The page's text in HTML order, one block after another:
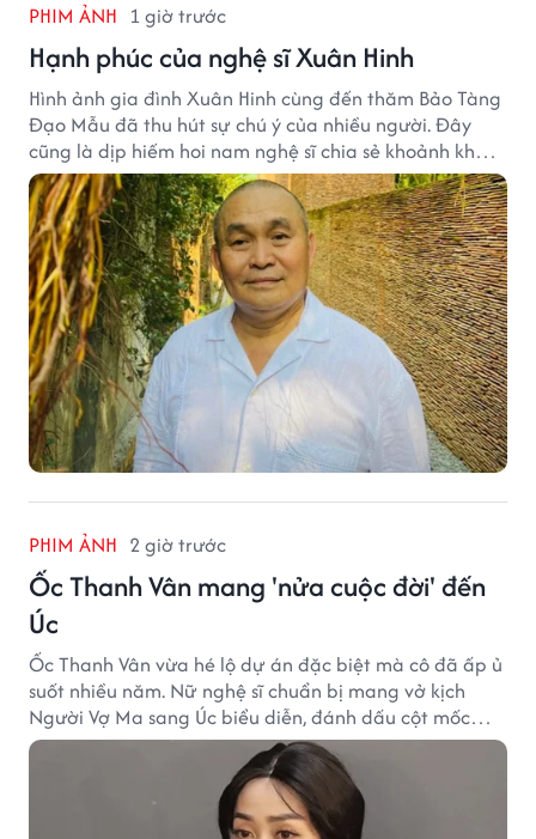
PHIM ẢNH 1 giờ trước
Hạnh phúc của nghệ sĩ Xuân Hinh
Hình ảnh gia đình Xuân Hinh cùng đến thăm Bảo Tàng
Đạo Mẫu đã thu hút sự chú ý của nhiều người. Đây
cũng là dịp hiếm hoi nam nghệ sĩ chia sẻ khoảnh khắc
sum họp bên người thân tại công trình văn hóa tâm
huyết của mình.
PHIM ẢNH 2 giờ trước
Ốc Thanh Vân mang 'nửa cuộc đời' đến
Úc
Ốc Thanh Vân vừa hé lộ dự án đặc biệt mà cô đã ấp ủ
suốt nhiều năm. Nữ nghệ sĩ chuẩn bị mang vở kịch
Người Vợ Ma sang Úc biểu diễn, đánh dấu cột mốc
đáng nhớ trong hành trình làm nghề.